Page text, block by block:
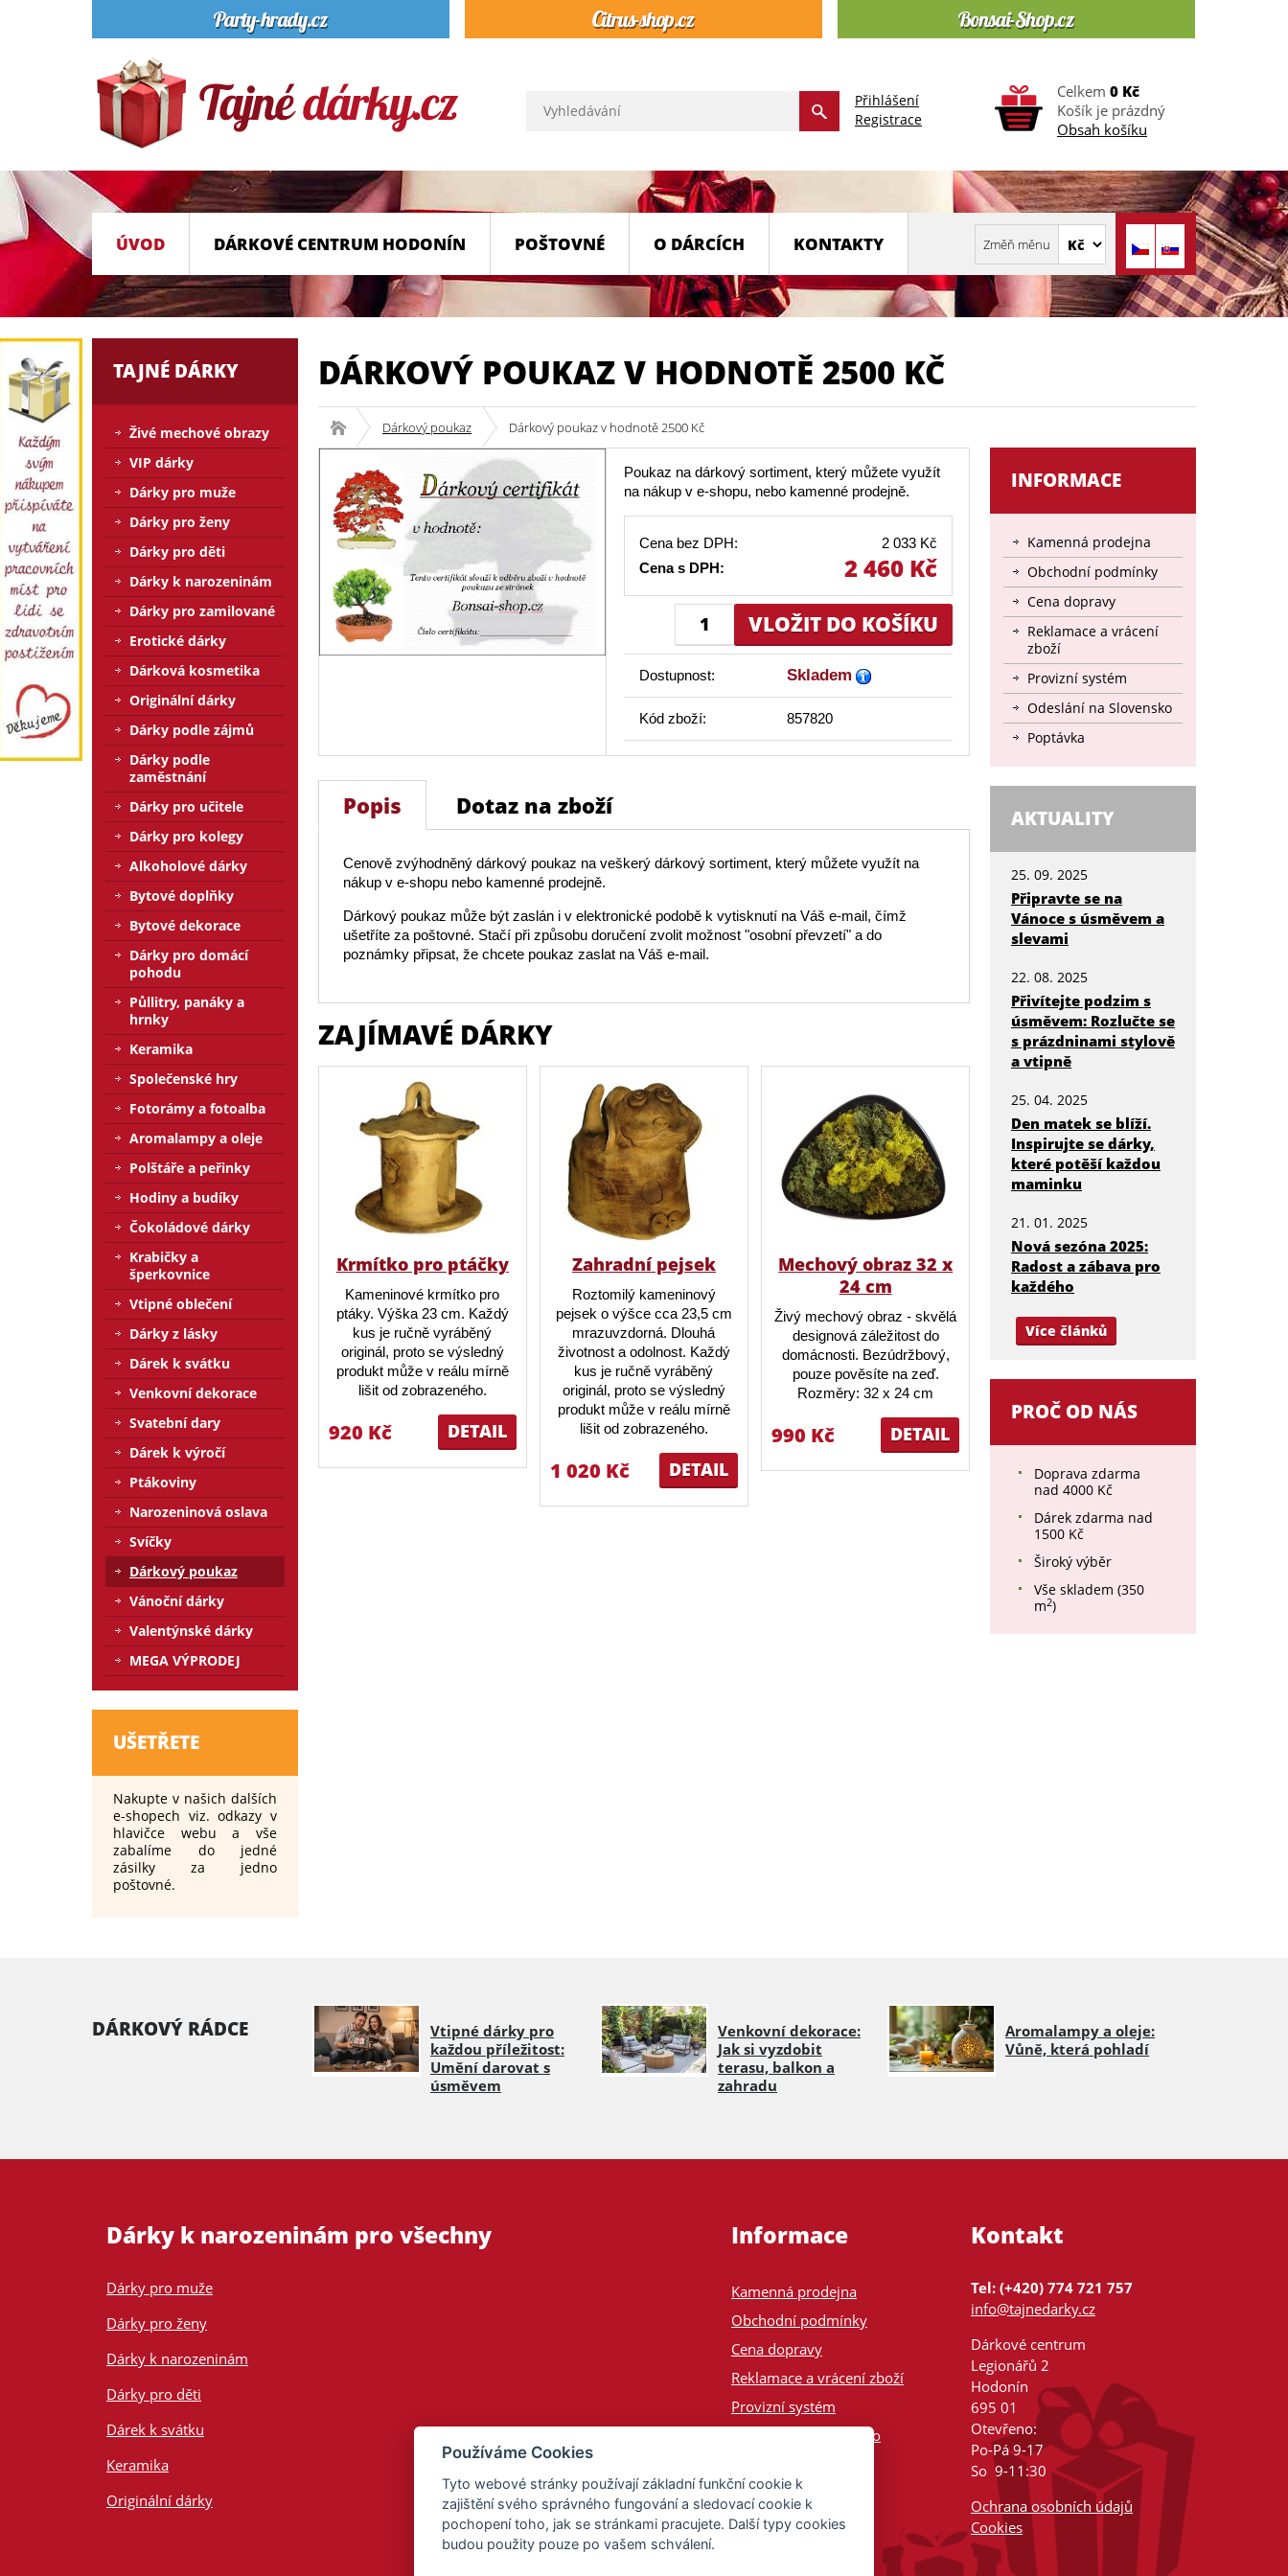
Přihlášení
Registrace
Celkem 0 Kč
Košík je prázdný
Obsah košíku
ÚVOD DÁRKOVÉ CENTRUM HODONÍN POŠTOVNÉ O DÁRCÍCH KONTAKTY
DÁRKOVÝ POUKAZ V HODNOTĚ 2500 KČ
Dárkový poukaz Dárkový poukaz v hodnotě 2500 Kč
Poukaz na dárkový sortiment, který můžete využít
na nákup v e-shopu, nebo kamenné prodejně.
Cena bez DPH:
2 033 Kč
Cena s DPH:
2 460 Kč
Dostupnost: Skladem
Kód zboží: 857820
Popis Dotaz na zboží
Cenově zvýhodněný dárkový poukaz na veškerý dárkový sortiment, který můžete využít na
nákup v e-shopu nebo kamenné prodejně.
Dárkový poukaz může být zaslán i v elektronické podobě k vytisknutí na Váš e-mail, čímž
ušetříte za poštovné. Stačí při způsobu doručení zvolit možnost "osobní převzetí" a do
poznámky připsat, že chcete poukaz zaslat na Váš e-mail.
ZAJÍMAVÉ DÁRKY
Krmítko pro ptáčky
Kameninové krmítko pro
ptáky. Výška 23 cm. Každý
kus je ručně vyráběný
originál, proto se výsledný
produkt může v reálu mírně
lišit od zobrazeného.
DETAIL
920 Kč
Zahradní pejsek
Roztomilý kameninový
pejsek o výšce cca 23,5 cm
mrazuvzdorná. Dlouhá
životnost a odolnost. Každý
kus je ručně vyráběný
originál, proto se výsledný
produkt může v reálu mírně
lišit od zobrazeného.
DETAIL
1 020 Kč
Mechový obraz 32 x
24 cm
Živý mechový obraz - skvělá
designová záležitost do
domácnosti. Bezúdržbový,
pouze pověsíte na zeď.
Rozměry: 32 x 24 cm
DETAIL
990 Kč
INFORMACE
Kamenná prodejna
Obchodní podmínky
Cena dopravy
Reklamace a vrácení
zboží
Provizní systém
Odeslání na Slovensko
Poptávka
AKTUALITY
25. 09. 2025
Připravte se na
Vánoce s úsměvem a
slevami
22. 08. 2025
Přivítejte podzim s
úsměvem: Rozlučte se
s prázdninami stylově
a vtipně
25. 04. 2025
Den matek se blíží.
Inspirujte se dárky,
které potěší každou
maminku
21. 01. 2025
Nová sezóna 2025:
Radost a zábava pro
každého
Více článků
PROČ OD NÁS
Doprava zdarma
nad 4000 Kč
Dárek zdarma nad
1500 Kč
Široký výběr
Vše skladem (350
m2)
TAJNÉ DÁRKY
Živé mechové obrazy
VIP dárky
Dárky pro muže
Dárky pro ženy
Dárky pro děti
Dárky k narozeninám
Dárky pro zamilované
Erotické dárky
Dárková kosmetika
Originální dárky
Dárky podle zájmů
Dárky podle
zaměstnání
Dárky pro učitele
Dárky pro kolegy
Alkoholové dárky
Bytové doplňky
Bytové dekorace
Dárky pro domácí
pohodu
Půllitry, panáky a
hrnky
Keramika
Společenské hry
Fotorámy a fotoalba
Aromalampy a oleje
Polštáře a peřinky
Hodiny a budíky
Čokoládové dárky
Krabičky a
šperkovnice
Vtipné oblečení
Dárky z lásky
Dárek k svátku
Venkovní dekorace
Svatební dary
Dárek k výročí
Ptákoviny
Narozeninová oslava
Svíčky
Dárkový poukaz
Vánoční dárky
Valentýnské dárky
MEGA VÝPRODEJ
UŠETŘETE
Nakupte v našich dalších
e-shopech viz. odkazy v
hlavičce webu a vše
zabalíme do jedné
zásilky za jedno
poštovné.
DÁRKOVÝ RÁDCE
Vtipné dárky pro
každou příležitost:
Umění darovat s
úsměvem
Venkovní dekorace:
Jak si vyzdobit
terasu, balkon a
zahradu
Aromalampy a oleje:
Vůně, která pohladí
Dárky k narozeninám pro všechny
Dárky pro muže
Dárky pro ženy
Dárky k narozeninám
Dárky pro děti
Dárek k svátku
Keramika
Originální dárky
Informace
Kamenná prodejna
Obchodní podmínky
Cena dopravy
Reklamace a vrácení zboží
Provizní systém
Odeslání na Slovensko
Kontakt
Tel: (+420) 774 721 757
info@tajnedarky.cz
Dárkové centrum
Legionářů 2
Hodonín
695 01
Otevřeno:
Po-Pá 9-17
So 9-11:30
Ochrana osobních údajů
Cookies
Používáme Cookies
Tyto webové stránky používají základní funkční cookie k
zajištění svého správného fungování a sledovací cookie k
pochopení toho, jak se stránkami pracujete. Další typy cookies
budou použity pouze po vašem schválení.